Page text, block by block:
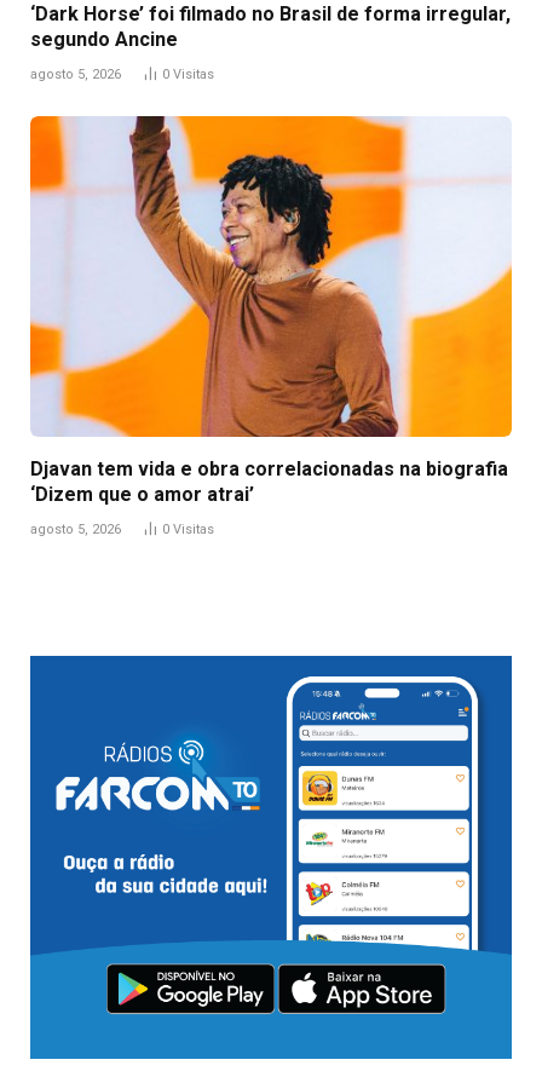
‘Dark Horse’ foi filmado no Brasil de forma irregular,
segundo Ancine
agosto 5, 2026 0 Visitas
Djavan tem vida e obra correlacionadas na biografia
‘Dizem que o amor atrai’
agosto 5, 2026 0 Visitas